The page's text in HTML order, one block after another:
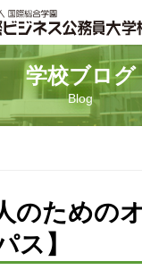
学校ブログ
Blog
のための
ス】